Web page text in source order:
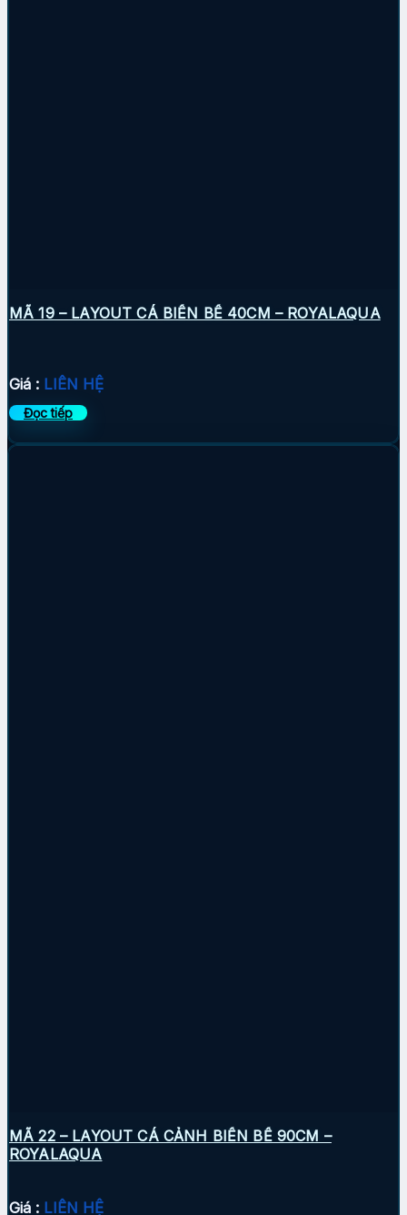
MÃ 19 – LAYOUT CÁ BIỂN BỂ 40CM – ROYALAQUA
Giá : LIÊN HỆ
Đọc tiếp
MÃ 22 – LAYOUT CÁ CẢNH BIỂN BỂ 90CM –
ROYALAQUA
Giá : LIÊN HỆ